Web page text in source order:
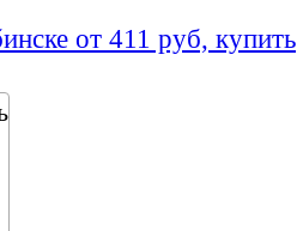
от 411 руб, купить